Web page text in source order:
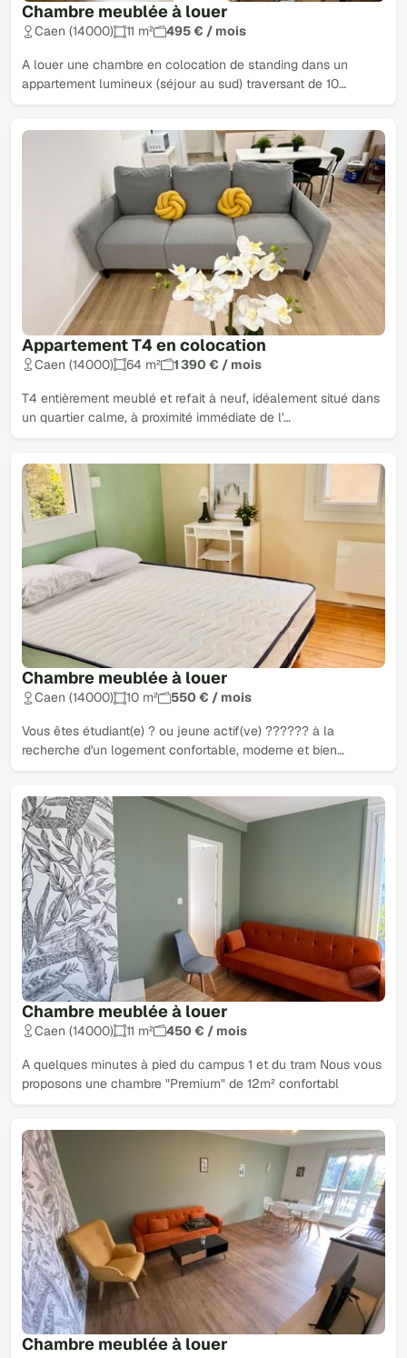
Chambre meublée à louer
Caen (14000) 11 m² 495 € / mois
A louer une chambre en colocation de standing dans un
appartement lumineux (séjour au sud) traversant de 10…
Appartement T4 en colocation
Caen (14000) 64 m² 1 390 € / mois
T4 entièrement meublé et refait à neuf, idéalement situé dans
un quartier calme, à proximité immédiate de l'…
Chambre meublée à louer
Caen (14000) 10 m² 550 € / mois
Vous êtes étudiant(e) ? ou jeune actif(ve) ?????? à la
recherche d'un logement confortable, moderne et bien…
Chambre meublée à louer
Caen (14000) 11 m² 450 € / mois
A quelques minutes à pied du campus 1 et du tram Nous vous
proposons une chambre "Premium" de 12m² confortabl
Chambre meublée à louer